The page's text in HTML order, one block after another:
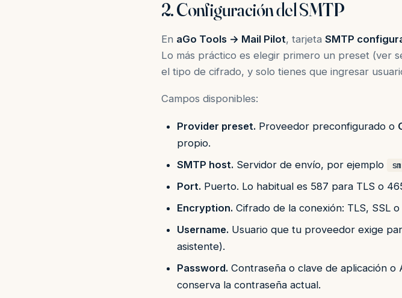
2. Configuración del SMTP
En aGo Tools → Mail Pilot, tarjeta SMTP
Lo más práctico es elegir primero un preset (ver
el tipo de cifrado, y solo tienes que ingresar
Campos disponibles:
Provider preset. Proveedor preconfigurado o
propio.
SMTP host. Servidor de envío, por ejemplo
Port. Puerto. Lo habitual es 587 para TLS o
Encryption. Cifrado de la conexión: TLS, SSL
Username. Usuario que tu proveedor exige
asistente).
Password. Contraseña o clave de aplicación o
conserva la contraseña actual.